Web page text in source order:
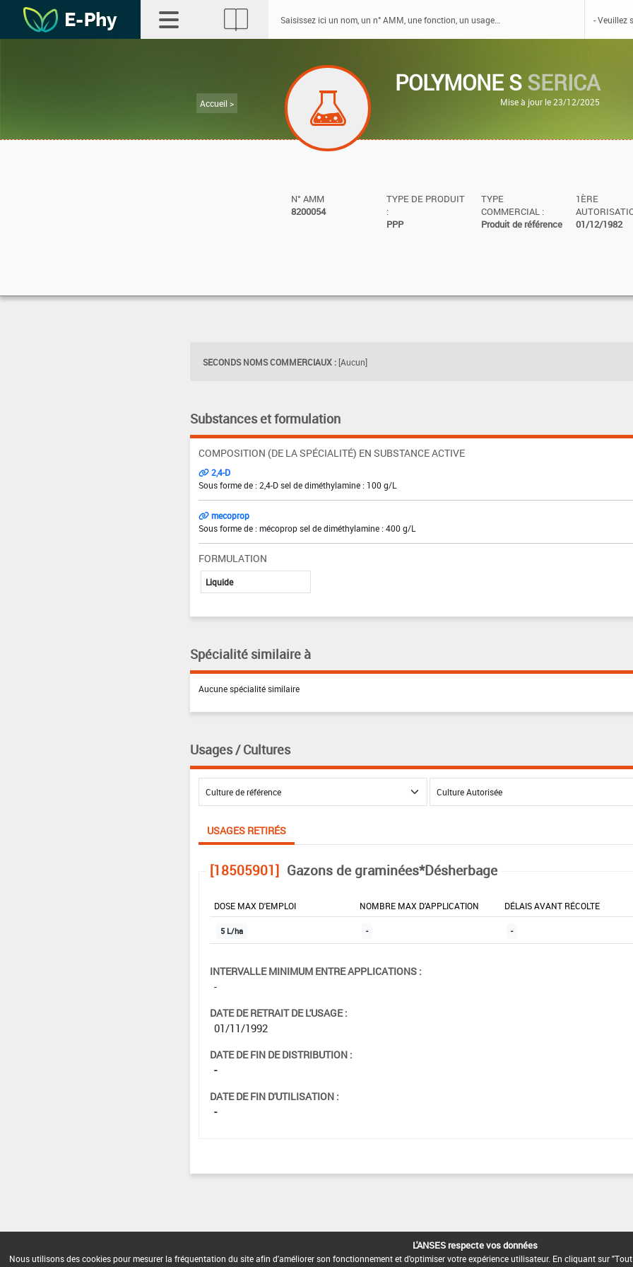
Accueil >
POLYMONE SSERICA
Mise à jour le 23/12/2025
N° AMM
8200054
TYPE DE PRODUIT
:
PPP
TYPE
COMMERCIAL :
Produit de référence
1ÈRE
01/12/1982
SECONDS NOMS COMMERCIAUX : [Aucun]
Substances et formulation
COMPOSITION (DE LA SPÉCIALITÉ) EN SUBSTANCE ACTIVE
2,4-D
Sous forme de : 2,4-D sel de diméthylamine : 100 g/L
mecoprop
Sous forme de : mécoprop sel de diméthylamine : 400 g/L
FORMULATION
Liquide
Spécialité similaire à
Aucune spécialité similaire
Usages / Cultures
USAGES RETIRÉS
[18505901] Gazons de graminées*Désherbage
DOSE MAX D'EMPLOI NOMBRE MAX D'APPLICATION DÉLAIS AVANT RÉCOLTE
5 L/ha - -
INTERVALLE MINIMUM ENTRE APPLICATIONS :
-
DATE DE RETRAIT DE L'USAGE :
01/11/1992
DATE DE FIN DE DISTRIBUTION :
-
DATE DE FIN D'UTILISATION :
-
L'ANSES respecte vos données
Nous utilisons des cookies pour mesurer la fréquentation du site afin d'améliorer son fonctionnement et d'optimiser votre expérience utilisateur. En cliquant sur